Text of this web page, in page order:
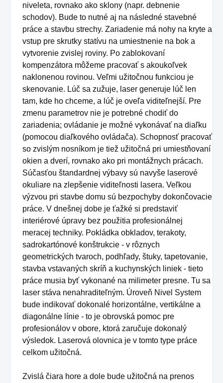
niveleta, rovnako ako sklony (napr. debnenie
schodov). Bude to nutné aj na následné stavebné
práce a stavbu strechy. Zariadenie má nohy na kryte a
vstup pre skrutky statívu na umiestnenie na bok a
vytvorenie zvislej roviny. Po zablokovaní
kompenzátora môžeme pracovať s akoukoľvek
naklonenou rovinou. Veľmi užitočnou funkciou je
skenovanie. Lúč sa zužuje, laser generuje lúč len
tam, kde ho chceme, a lúč je oveľa viditeľnejší. Pre
zmenu parametrov nie je potrebné chodiť do
zariadenia; ovládanie je možné vykonávať na diaľku
(pomocou diaľkového ovládača). Schopnosť pracovať
so zvislým nosníkom je tiež užitočná pri umiestňovaní
okien a dverí, rovnako ako pri montážnych prácach.
Súčasťou štandardnej výbavy sú navyše laserové
okuliare na zlepšenie viditeľnosti lasera. Veľkou
výzvou pri stavbe domu sú bezpochyby dokončovacie
práce. V dnešnej dobe je ťažké si predstaviť
interiérové ​​úpravy bez použitia profesionálnej
meracej techniky. Pokládka obkladov, terakoty,
sadrokartónové konštrukcie - v rôznych
geometrických tvaroch, podhľady, štuky, tapetovanie,
stavba vstavaných skríň a kuchynských liniek - tieto
práce musia byť vykonané na milimeter presne. Tu sa
laser stáva nenahraditeľným. Úroveň Nivel System
bude indikovať dokonalé horizontálne, vertikálne a
diagonálne línie - to je obrovská pomoc pre
profesionálov v obore, ktorá zaručuje dokonalý
výsledok. Laserová olovnica je v tomto type práce
celkom užitočná.
Zvislá čiara hore a dole bude užitočná na prenos